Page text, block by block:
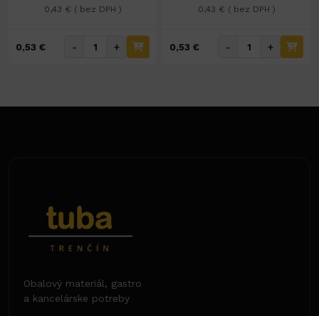
0,43 € ( bez DPH )
0,53 € - +
0,43 € ( bez DPH )
0,53 € - +
Obalový materiál, gastro
a kancelárske potreby